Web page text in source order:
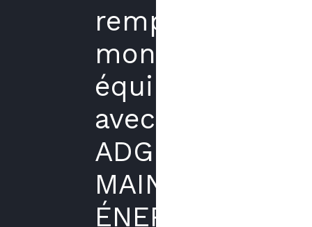
remplacer
mon
équipement
avec
ADG
MAINTENANCE
ÉNERGÉTIQUE